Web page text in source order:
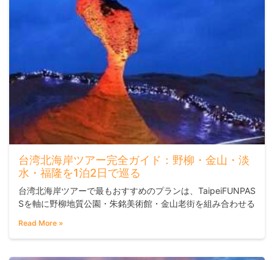
台湾北海岸ツアー完全ガイド：野柳・金山・淡
水・福隆を1泊2日で巡る
台湾北海岸ツアーで最もおすすめのプランは、TaipeiFUNPAS
Sを軸に野柳地質公園・朱銘美術館・金山老街を組み合わせる
動でき、自然・アート・グルメをひとつの旅にまとめられま
す。
Read More »